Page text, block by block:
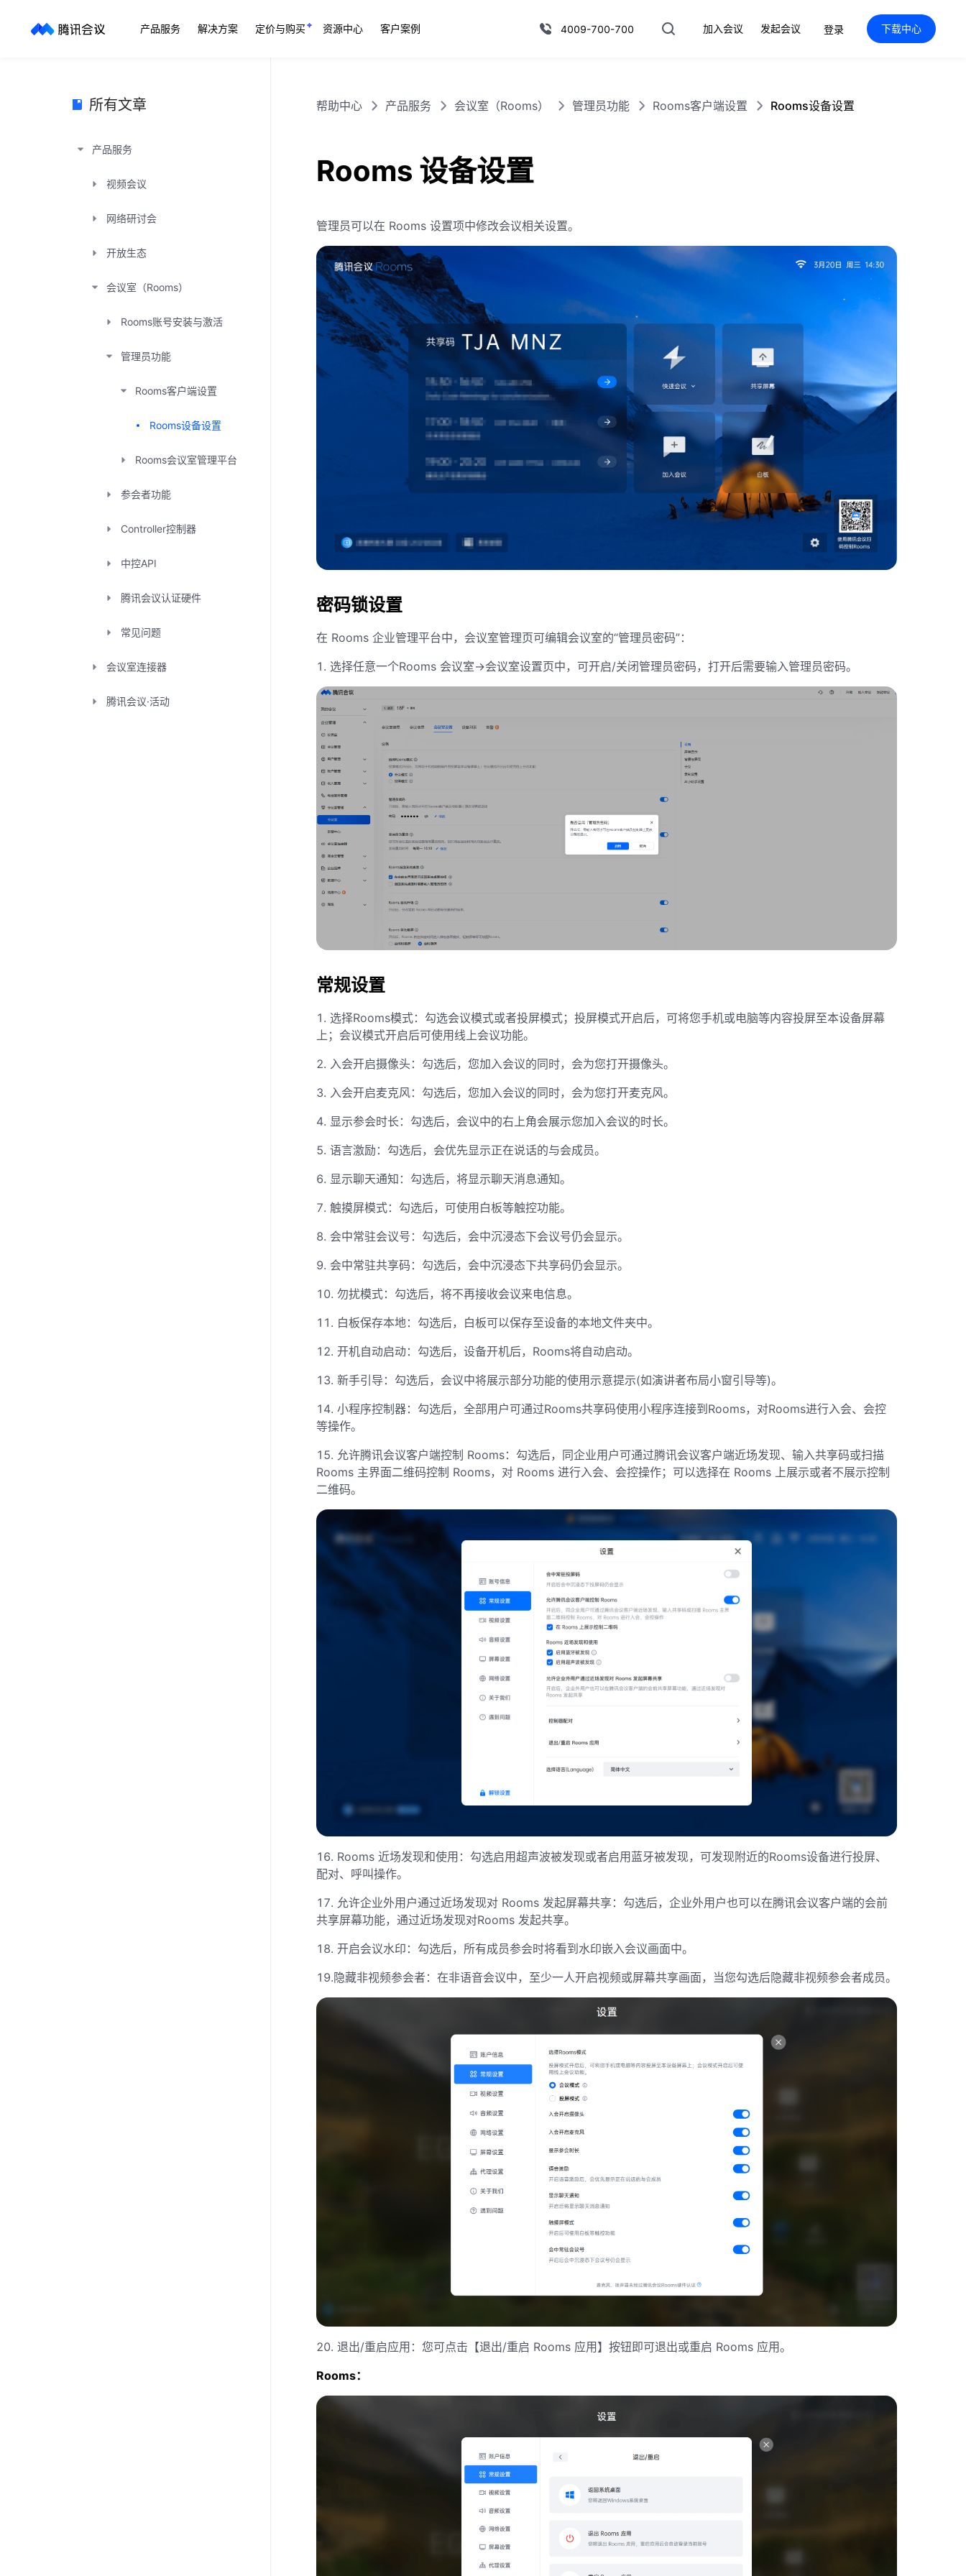
产品服务 解决方案 定价与购买 资源中心 客户案例 4009-700-700 加入会议 发起会议 登录 下载中心
所有文章
产品服务
视频会议
网络研讨会
开放生态
会议室（Rooms）
Rooms账号安装与激活
管理员功能
Rooms客户端设置
Rooms设备设置
Rooms会议室管理平台
参会者功能
Controller控制器
中控API
腾讯会议认证硬件
常见问题
会议室连接器
腾讯会议·活动
帮助中心 产品服务 会议室（Rooms） 管理员功能 Rooms客户端设置 Rooms设备设置
Rooms 设备设置
管理员可以在 Rooms 设置项中修改会议相关设置。
密码锁设置
在 Rooms 企业管理平台中，会议室管理页可编辑会议室的“管理员密码”：
1. 选择任意一个Rooms 会议室->会议室设置页中，可开启/关闭管理员密码，打开后需要输入管理员密码。
常规设置
1. 选择Rooms模式：勾选会议模式或者投屏模式；投屏模式开启后，可将您手机或电脑等内容投屏至本设备屏幕
上；会议模式开启后可使用线上会议功能。
2. 入会开启摄像头：勾选后，您加入会议的同时，会为您打开摄像头。
3. 入会开启麦克风：勾选后，您加入会议的同时，会为您打开麦克风。
4. 显示参会时长：勾选后，会议中的右上角会展示您加入会议的时长。
5. 语言激励：勾选后，会优先显示正在说话的与会成员。
6. 显示聊天通知：勾选后，将显示聊天消息通知。
7. 触摸屏模式：勾选后，可使用白板等触控功能。
8. 会中常驻会议号：勾选后，会中沉浸态下会议号仍会显示。
9. 会中常驻共享码：勾选后，会中沉浸态下共享码仍会显示。
10. 勿扰模式：勾选后，将不再接收会议来电信息。
11. 白板保存本地：勾选后，白板可以保存至设备的本地文件夹中。
12. 开机自动启动：勾选后，设备开机后，Rooms将自动启动。
13. 新手引导：勾选后，会议中将展示部分功能的使用示意提示(如演讲者布局小窗引导等)。
14. 小程序控制器：勾选后，全部用户可通过Rooms共享码使用小程序连接到Rooms，对Rooms进行入会、会控
等操作。
15. 允许腾讯会议客户端控制 Rooms：勾选后，同企业用户可通过腾讯会议客户端近场发现、输入共享码或扫描
Rooms 主界面二维码控制 Rooms，对 Rooms 进行入会、会控操作；可以选择在 Rooms 上展示或者不展示控制
二维码。
16. Rooms 近场发现和使用：勾选启用超声波被发现或者启用蓝牙被发现，可发现附近的Rooms设备进行投屏、
配对、呼叫操作。
17. 允许企业外用户通过近场发现对 Rooms 发起屏幕共享：勾选后，企业外用户也可以在腾讯会议客户端的会前
共享屏幕功能，通过近场发现对Rooms 发起共享。
18. 开启会议水印：勾选后，所有成员参会时将看到水印嵌入会议画面中。
19.隐藏非视频参会者：在非语音会议中，至少一人开启视频或屏幕共享画面，当您勾选后隐藏非视频参会者成员。
20. 退出/重启应用：您可点击【退出/重启 Rooms 应用】按钮即可退出或重启 Rooms 应用。
Rooms：